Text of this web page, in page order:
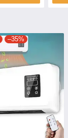
–35%